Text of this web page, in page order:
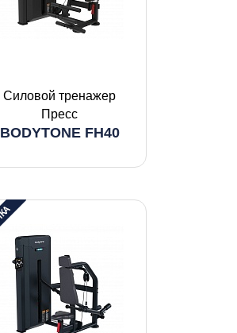
Силовой тренажер
Пресс
BODYTONE FH40